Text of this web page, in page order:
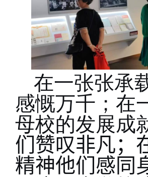
在一张张承
感慨万千；在
母校的发展成
们赞叹非凡；
精神他们感同